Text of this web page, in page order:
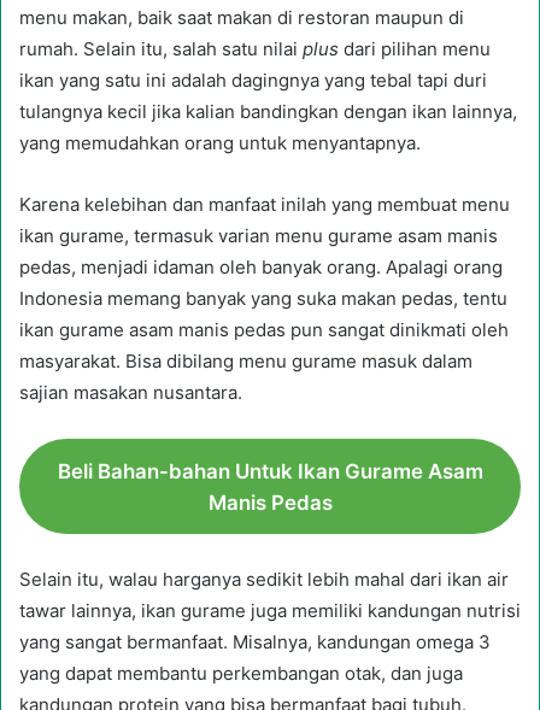
menu makan, baik saat makan di restoran maupun di
rumah. Selain itu, salah satu nilai plus dari pilihan menu
ikan yang satu ini adalah dagingnya yang tebal tapi duri
tulangnya kecil jika kalian bandingkan dengan ikan lainnya,
yang memudahkan orang untuk menyantapnya.
Karena kelebihan dan manfaat inilah yang membuat menu
ikan gurame, termasuk varian menu gurame asam manis
pedas, menjadi idaman oleh banyak orang. Apalagi orang
Indonesia memang banyak yang suka makan pedas, tentu
ikan gurame asam manis pedas pun sangat dinikmati oleh
masyarakat. Bisa dibilang menu gurame masuk dalam
sajian masakan nusantara.
Beli Bahan-bahan Untuk Ikan Gurame Asam
Manis Pedas
Selain itu, walau harganya sedikit lebih mahal dari ikan air
tawar lainnya, ikan gurame juga memiliki kandungan nutrisi
yang sangat bermanfaat. Misalnya, kandungan omega 3
yang dapat membantu perkembangan otak, dan juga
kandungan protein yang bisa bermanfaat bagi tubuh.